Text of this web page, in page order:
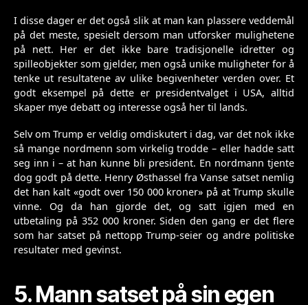
I disse dager er det også slik at man kan plassere veddemål
på det meste, spesielt dersom man utforsker mulighetene
på nett. Her er det ikke bare tradisjonelle idretter og
spilleobjekter som gjelder, men også unike muligheter for å
tenke ut resultatene av ulike begivenheter verden over. Et
godt eksempel på dette er presidentvalget i USA, alltid
skaper mye debatt og interesse også her til lands.
Selv om Trump er veldig omdiskutert i dag, var det nok ikke
så mange nordmenn som virkelig trodde – eller hadde satt
seg inn i – at han kunne bli president. En nordmann tjente
dog godt på dette. Henry Østhassel fra Vanse satset nemlig
det han kalt «godt over 150 000 kroner» på at Trump skulle
vinne. Og da han gjorde det, og satt igjen med en
utbetaling på 352 000 kroner. Siden den gang er det flere
som har satset på nettopp Trump-seier og andre politiske
resultater med gevinst.
5. Mann satset på sin egen